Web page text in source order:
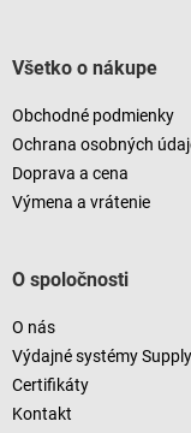
Všetko o nákupe
Obchodné podmienky
Ochrana osobných
Doprava a cena
Výmena a vrátenie
O spoločnosti
O nás
Výdajné systémy
Certifikáty
Kontakt